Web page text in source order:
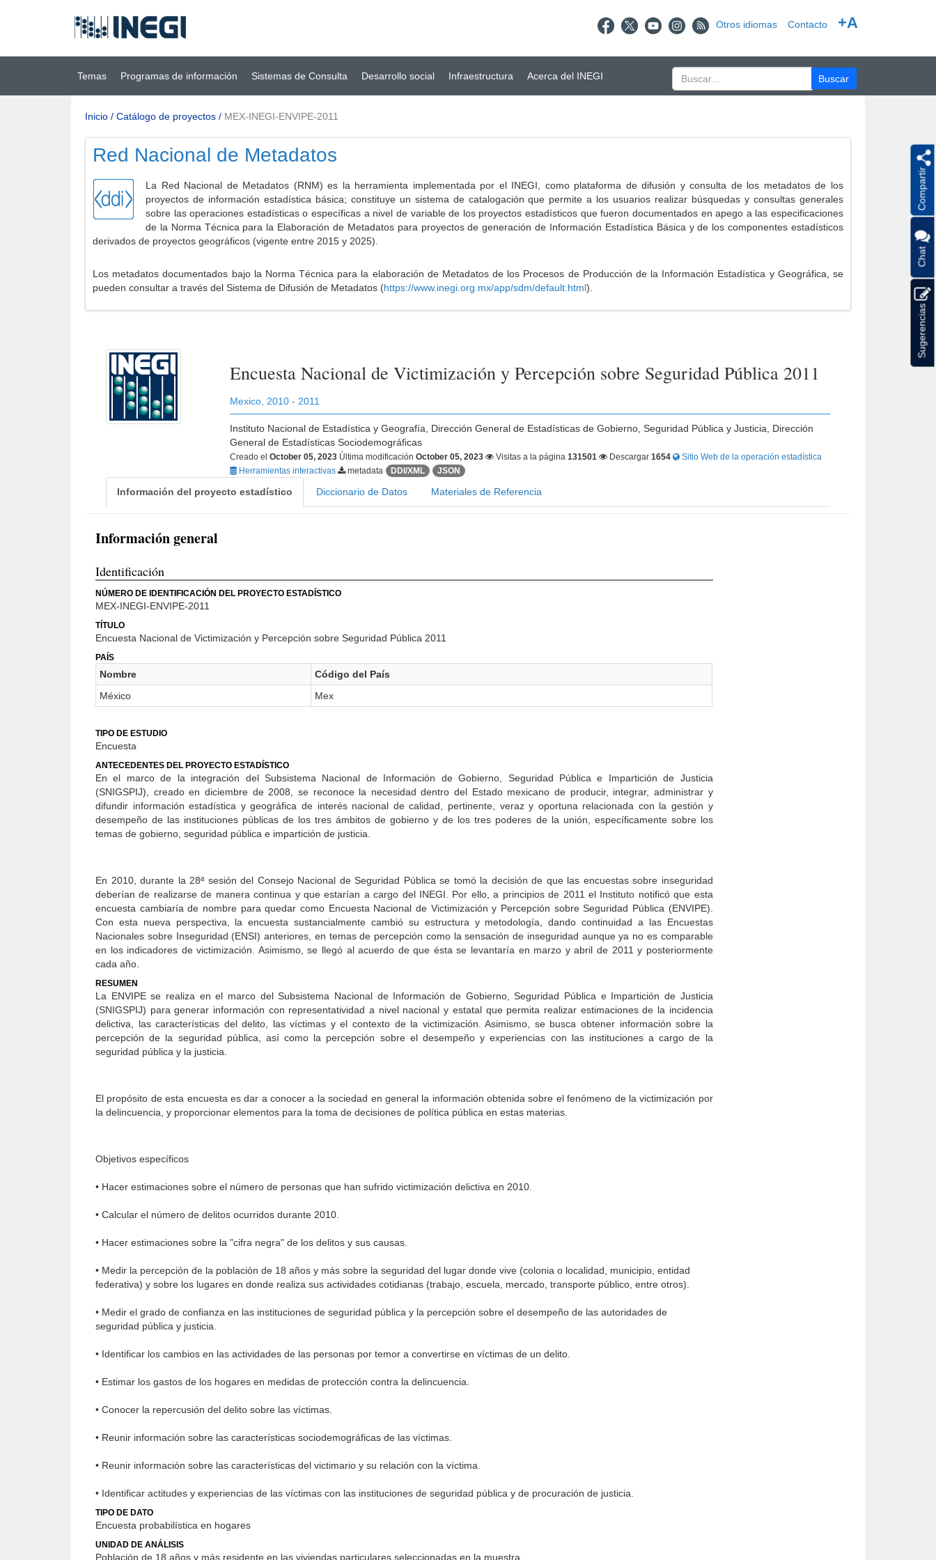
principal
(INEGI) Otros idiomas Contacto +A
Temas Programas de información Sistemas de Consulta Desarrollo social Infraestructura Acerca del INEGI
Inicio / Catálogo de proyectos / MEX-INEGI-ENVIPE-2011
Red Nacional de Metadatos
La Red Nacional de Metadatos (RNM) es la herramienta implementada por el INEGI, como plataforma de difusión y consulta de los metadatos de los
proyectos de información estadística básica; constituye un sistema de catalogación que permite a los usuarios realizar búsquedas y consultas generales
sobre las operaciones estadísticas o específicas a nivel de variable de los proyectos estadísticos que fueron documentados en apego a las especificaciones
de la Norma Técnica para la Elaboración de Metadatos para proyectos de generación de Información Estadística Básica y de los componentes estadísticos
derivados de proyectos geográficos (vigente entre 2015 y 2025).
Los metadatos documentados bajo la Norma Técnica para la elaboración de Metadatos de los Procesos de Producción de la Información Estadística y Geográfica, se
pueden consultar a través del Sistema de Difusión de Metadatos (https://www.inegi.org.mx/app/sdm/default.html).
Encuesta Nacional de Victimización y Percepción sobre Seguridad Pública 2011
Mexico 2010 - 2011
Instituto Nacional de Estadística y Geografía, Dirección General de Estadísticas de Gobierno, Seguridad Pública y Justicia, Dirección
General de Estadísticas Sociodemográficas
Creado elOctober 05, 2023 Última modificaciónOctober 05, 2023 Visitas a la página131501 Descargar1654
Sitio Web de la operación estadística
Herramientas interactivas
metadata DDI/XML JSON
Información del proyecto estadístico Diccionario de Datos Materiales de Referencia
Información general
Identificación
NÚMERO DE IDENTIFICACIÓN DEL PROYECTO ESTADÍSTICO
MEX-INEGI-ENVIPE-2011
TÍTULO
Encuesta Nacional de Victimización y Percepción sobre Seguridad Pública 2011
PAÍS
Nombre
Código del País
México
Mex
TIPO DE ESTUDIO
Encuesta
ANTECEDENTES DEL PROYECTO ESTADÍSTICO
En el marco de la integración del Subsistema Nacional de Información de Gobierno, Seguridad Pública e Impartición de Justicia
(SNIGSPIJ), creado en diciembre de 2008, se reconoce la necesidad dentro del Estado mexicano de producir, integrar, administrar y
difundir información estadística y geográfica de interés nacional de calidad, pertinente, veraz y oportuna relacionada con la gestión y
desempeño de las instituciones públicas de los tres ámbitos de gobierno y de los tres poderes de la unión, específicamente sobre los
temas de gobierno, seguridad pública e impartición de justicia.
En 2010, durante la 28ª sesión del Consejo Nacional de Seguridad Pública se tomó la decisión de que las encuestas sobre inseguridad
deberían de realizarse de manera continua y que estarían a cargo del INEGI. Por ello, a principios de 2011 el Instituto notificó que esta
encuesta cambiaría de nombre para quedar como Encuesta Nacional de Victimización y Percepción sobre Seguridad Pública (ENVIPE).
Con esta nueva perspectiva, la encuesta sustancialmente cambió su estructura y metodología, dando continuidad a las Encuestas
Nacionales sobre Inseguridad (ENSI) anteriores, en temas de percepción como la sensación de inseguridad aunque ya no es comparable
en los indicadores de victimización. Asimismo, se llegó al acuerdo de que ésta se levantaría en marzo y abril de 2011 y posteriormente
cada año.
RESUMEN
La ENVIPE se realiza en el marco del Subsistema Nacional de Información de Gobierno, Seguridad Pública e Impartición de Justicia
(SNIGSPIJ) para generar información con representatividad a nivel nacional y estatal que permita realizar estimaciones de la incidencia
delictiva, las características del delito, las víctimas y el contexto de la victimización. Asimismo, se busca obtener información sobre la
percepción de la seguridad pública, así como la percepción sobre el desempeño y experiencias con las instituciones a cargo de la
seguridad pública y la justicia.
El propósito de esta encuesta es dar a conocer a la sociedad en general la información obtenida sobre el fenómeno de la victimización por
la delincuencia, y proporcionar elementos para la toma de decisiones de política pública en estas materias.
Objetivos específicos
• Hacer estimaciones sobre el número de personas que han sufrido victimización delictiva en 2010.
• Calcular el número de delitos ocurridos durante 2010.
• Hacer estimaciones sobre la "cifra negra" de los delitos y sus causas.
• Medir la percepción de la población de 18 años y más sobre la seguridad del lugar donde vive (colonia o localidad, municipio, entidad
federativa) y sobre los lugares en donde realiza sus actividades cotidianas (trabajo, escuela, mercado, transporte público, entre otros).
• Medir el grado de confianza en las instituciones de seguridad pública y la percepción sobre el desempeño de las autoridades de
seguridad pública y justicia.
• Identificar los cambios en las actividades de las personas por temor a convertirse en víctimas de un delito.
• Estimar los gastos de los hogares en medidas de protección contra la delincuencia.
• Conocer la repercusión del delito sobre las víctimas.
• Reunir información sobre las características sociodemográficas de las víctimas.
• Reunir información sobre las características del victimario y su relación con la víctima.
• Identificar actitudes y experiencias de las víctimas con las instituciones de seguridad pública y de procuración de justicia.
TIPO DE DATO
Encuesta probabilística en hogares
UNIDAD DE ANÁLISIS
Población de 18 años y más residente en las viviendas particulares seleccionadas en la muestra.
Compartir
Chat
Sugerencias